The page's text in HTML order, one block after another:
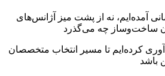
آمده‌ایم، نه از پشت میز آژانس‌های
ساخت‌وساز چه می‌گذرد
کرده‌ایم تا مسیر انتخاب متخصصان
باشد